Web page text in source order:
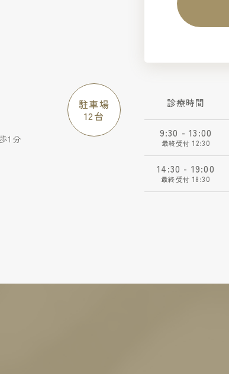
1分
駐車場
12台
診療時間
9:30 - 13:00
最終受付 12:30
14:30 - 19:00
最終受付 18:30